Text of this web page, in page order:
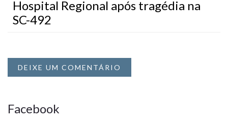
Hospital Regional após tragédia na
SC-492
DEIXE UM COMENTÁRIO
Facebook